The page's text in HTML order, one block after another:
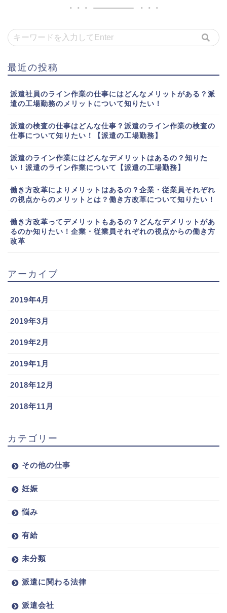
最近の投稿
派遣社員のライン作業の仕事にはどんなメリットがある？派
遣の工場勤務のメリットについて知りたい！
派遣の検査の仕事はどんな仕事？派遣のライン作業の検査の
仕事について知りたい！【派遣の工場勤務】
派遣のライン作業にはどんなデメリットはあるの？知りた
い！派遣のライン作業について【派遣の工場勤務】
働き方改革によりメリットはあるの？企業・従業員それぞれ
の視点からのメリットとは？働き方改革について知りたい！
働き方改革ってデメリットもあるの？どんなデメリットがあ
るのか知りたい！企業・従業員それぞれの視点からの働き方
改革
アーカイブ
2019年4月
2019年3月
2019年2月
2019年1月
2018年12月
2018年11月
カテゴリー
その他の仕事
妊娠
悩み
有給
未分類
派遣に関わる法律
派遣会社